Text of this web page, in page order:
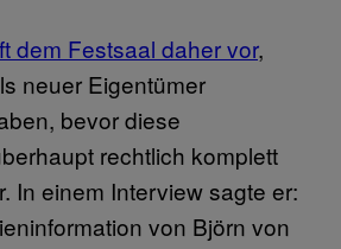
dem Festsaal daher vor,
neuer Eigentümer
bevor diese
rechtlich komplett
In einem Interview sagte er:
von Björn von